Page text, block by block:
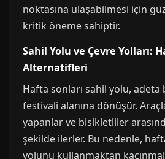
noktasına ulaşabilmesi için
kritik öneme sahiptir.
Sahil Yolu ve Çevre Yolları:
Alternatifleri
Hafta sonları sahil yolu, adeta
festivali alanına dönüşür.
yapanlar ve bisikletliler
şekilde ilerler. Bu nedenle,
yolunu kullanmaktan